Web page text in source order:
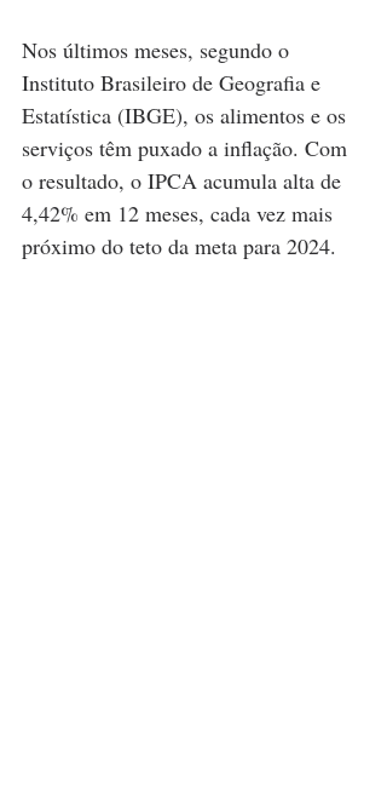
Nos últimos meses, segundo o
Instituto Brasileiro de Geografia e
Estatística (IBGE), os alimentos e os
serviços têm puxado a inflação. Com
o resultado, o IPCA acumula alta de
4,42% em 12 meses, cada vez mais
próximo do teto da meta para 2024.